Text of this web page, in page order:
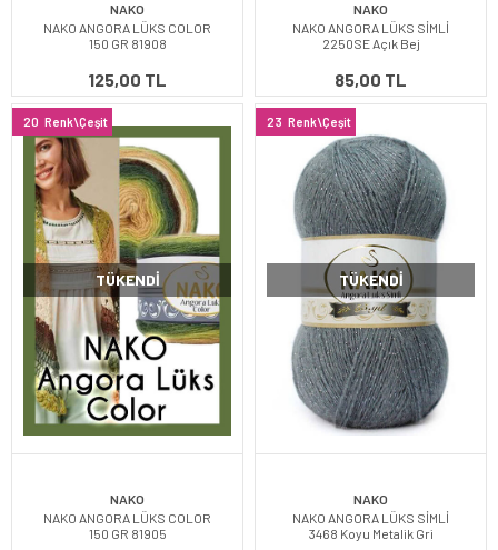
NAKO
NAKO ANGORA LÜKS COLOR
150 GR 81908
125,00 TL
NAKO
NAKO ANGORA LÜKS SİMLİ
2250SE Açık Bej
85,00 TL
20 Renk\Çeşit
TÜKENDI
NAKO
NAKO ANGORA LÜKS COLOR
150 GR 81905
23 Renk\Çeşit
TÜKENDI
NAKO
NAKO ANGORA LÜKS SİMLİ
3468 Koyu Metalik Gri